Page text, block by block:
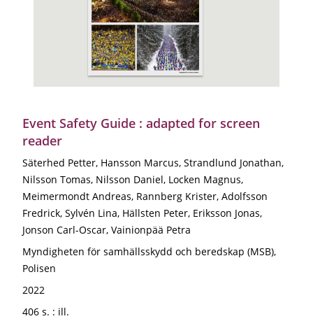
Event Safety Guide : adapted for screen
reader
Säterhed Petter, Hansson Marcus, Strandlund Jonathan,
Nilsson Tomas, Nilsson Daniel, Locken Magnus,
Meimermondt Andreas, Rannberg Krister, Adolfsson
Fredrick, Sylvén Lina, Hällsten Peter, Eriksson Jonas,
Jonson Carl-Oscar, Vainionpää Petra
Myndigheten för samhällsskydd och beredskap (MSB),
Polisen
2022
406 s. : ill.